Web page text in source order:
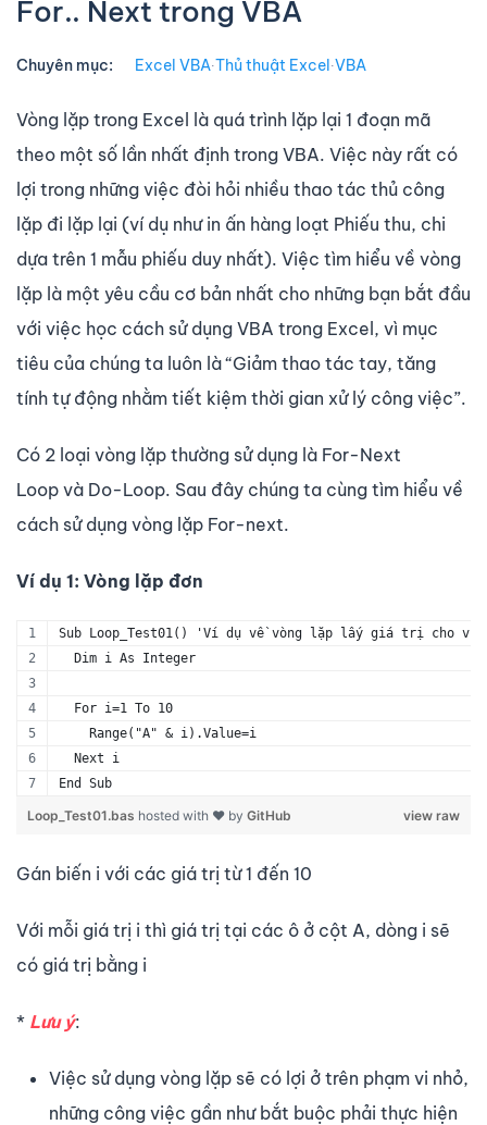
For.. Next trong VBA
Chuyên mục: Excel VBA∙Thủ thuật Excel∙VBA
Vòng lặp trong Excel là quá trình lặp lại 1 đoạn mã
theo một số lần nhất định trong VBA. Việc này rất có
lợi trong những việc đòi hỏi nhiều thao tác thủ công
lặp đi lặp lại (ví dụ như in ấn hàng loạt Phiếu thu, chi
dựa trên 1 mẫu phiếu duy nhất). Việc tìm hiểu về vòng
lặp là một yêu cầu cơ bản nhất cho những bạn bắt đầu
với việc học cách sử dụng VBA trong Excel, vì mục
tiêu của chúng ta luôn là “Giảm thao tác tay, tăng
tính tự động nhằm tiết kiệm thời gian xử lý công việc”.
Có 2 loại vòng lặp thường sử dụng là For-Next
Loop và Do-Loop. Sau đây chúng ta cùng tìm hiểu về
cách sử dụng vòng lặp For-next.
Ví dụ 1: Vòng lặp đơn
Sub Loop_Test01() 'Ví dụ về vòng lặp lấy giá trị cho
  Dim i As Integer
  For i=1 To 10
    Range("A" & i).Value=i
  Next i
End Sub
view raw
Loop_Test01.bas hosted with ❤ by GitHub
Gán biến i với các giá trị từ 1 đến 10
Với mỗi giá trị i thì giá trị tại các ô ở cột A, dòng i sẽ
có giá trị bằng i
* Lưu ý:
Việc sử dụng vòng lặp sẽ có lợi ở trên phạm vi nhỏ,
những công việc gần như bắt buộc phải thực hiện